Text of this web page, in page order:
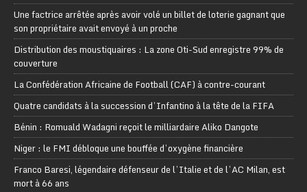
Une factrice arrêtée après avoir volé un billet de loterie gagnant que
son propriétaire avait envoyé à un proche
Distribution des moustiquaires : La zone Oti-Sud enregistre 99% de
couverture
La Confédération Africaine de Football (CAF) à contre-courant
Quatre candidats à la succession d’Infantino à la tête de la FIFA
Bénin : Romuald Wadagni reçoit le milliardaire Aliko Dangote
Niger : le FMI débloque une bouffée d’oxygène financière
Franco Baresi, légendaire défenseur de l’Italie et de l’AC Milan, est
mort à 66 ans